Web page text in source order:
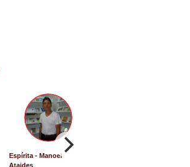
Espírita - Manoel
Ataides